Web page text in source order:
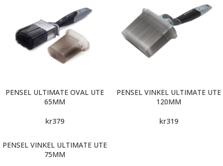
PENSEL ULTIMATE OVAL UTE
65MM
kr379
PENSEL VINKEL ULTIMATE UTE
120MM
kr319
PENSEL VINKEL ULTIMATE UTE
75MM